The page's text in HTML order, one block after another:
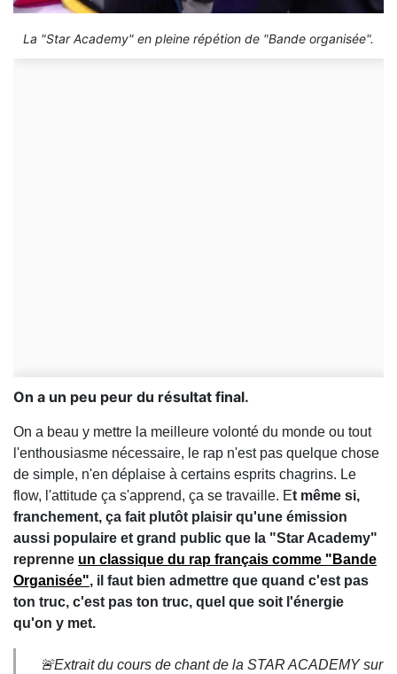
La "Star Academy" en pleine répétion de "Bande organisée".
On a un peu peur du résultat final.
On a beau y mettre la meilleure volonté du monde ou tout
l'enthousiasme nécessaire, le rap n'est pas quelque chose
de simple, n'en déplaise à certains esprits chagrins. Le
flow, l'attitude ça s'apprend, ça se travaille. Et même si,
franchement, ça fait plutôt plaisir qu'une émission
aussi populaire et grand public que la "Star Academy"
reprenne un classique du rap français comme "Bande
Organisée", il faut bien admettre que quand c'est pas
ton truc, c'est pas ton truc, quel que soit l'énergie
qu'on y met.
🚨Extrait du cours de chant de la STAR ACADEMY sur